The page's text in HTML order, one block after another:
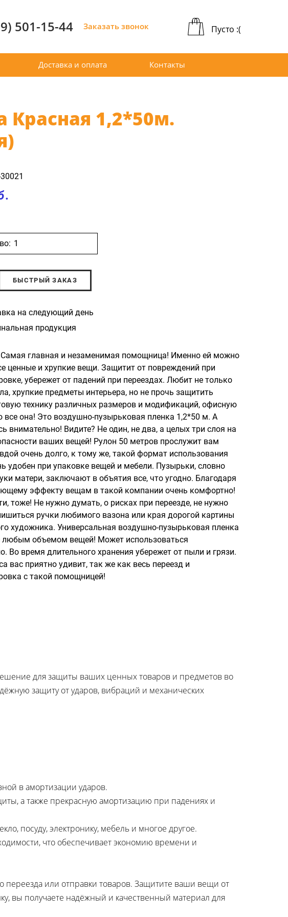
501-15-44 Заказать звонок Пусто :(
Доставка и оплата Контакты
Красная 1,2*50м.
БЫСТРЫЙ ЗАКАЗ
на следующий день
продукция
главная и незаменимая помощница! Именно ей можно
ценные и хрупкие вещи. Защитит от повреждений при
убережет от падений при переездах. Любит не только
хрупкие предметы интерьера, но не прочь защитить
технику различных размеров и модификаций, офисную
все она! Это воздушно-пузырьковая пленка 1,2*50 м. А
внимательно! Видите? Не один, не два, а целых три слоя на
ваших вещей! Рулон 50 метров прослужит вам
очень долго, к тому же, такой формат использования
удобен при упаковке вещей и мебели. Пузырьки, словно
матери, заключают в объятия все, что угодно. Благодаря
эффекту вещам в такой компании очень комфортно!
тоже! Не нужно думать, о рисках при переезде, не нужно
ручки любимого вазона или края дорогой картины
художника. Универсальная воздушно-пузырьковая пленка
любым объемом вещей! Может использоваться
Во время длительного хранения убережет от пыли и грязи.
вас приятно удивит, так же как весь переезд и
с такой помощницей!
для защиты ваших ценных товаров и предметов во
защиту от ударов, вибраций и механических
в амортизации ударов.
а также прекрасную амортизацию при падениях и
посуду, электронику, мебель и многое другое.
что обеспечивает экономию времени и
переезда или отправки товаров. Защитите ваши вещи от
вы получаете надёжный и качественный материал для